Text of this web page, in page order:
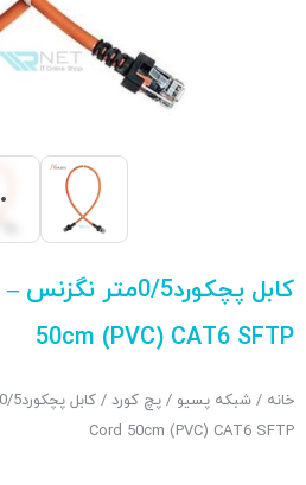
50cm (PVC) CAT6 SFTP
خانه / شبکه پسیو / پچ کورد
Cord 50cm (PVC) CAT6 SFTP